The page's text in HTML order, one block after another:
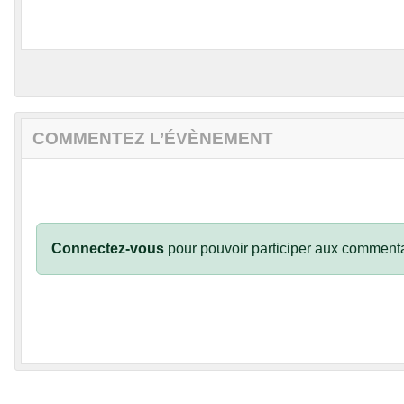
COMMENTEZ L’ÉVÈNEMENT
Connectez-vous pour pouvoir participer aux